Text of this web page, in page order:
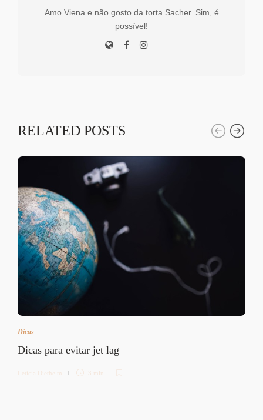
Amo Viena e não gosto da torta Sacher. Sim, é
possível!
RELATED POSTS
Dicas
Dicas para evitar jet lag
Letícia Diethelm 3 min